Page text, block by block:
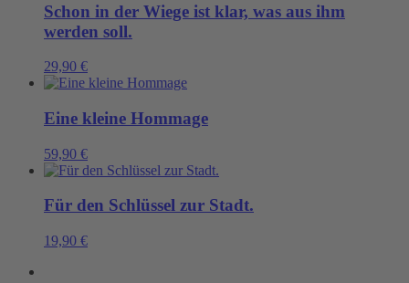
Schon in der Wiege ist klar, was aus ihm
werden soll.
29,90 €
Eine kleine Hommage
59,90 €
Für den Schlüssel zur Stadt.
19,90 €